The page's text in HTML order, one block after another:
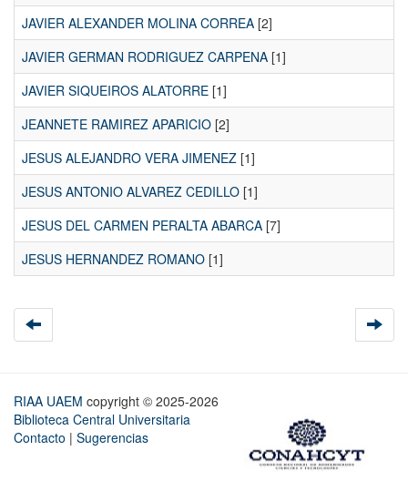
JAVIER ALEXANDER MOLINA CORREA [2]
JAVIER GERMAN RODRIGUEZ CARPENA [1]
JAVIER SIQUEIROS ALATORRE [1]
JEANNETE RAMIREZ APARICIO [2]
JESUS ALEJANDRO VERA JIMENEZ [1]
JESUS ANTONIO ALVAREZ CEDILLO [1]
JESUS DEL CARMEN PERALTA ABARCA [7]
JESUS HERNANDEZ ROMANO [1]
RIAA UAEM copyright © 2025-2026
Biblioteca Central Universitaria
Contacto | Sugerencias